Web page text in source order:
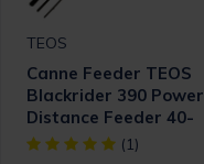
TEOS
Canne Feeder TEOS
Blackrider 390 Power
Distance Feeder 40-
120g
[object Object] out of 5
(1)